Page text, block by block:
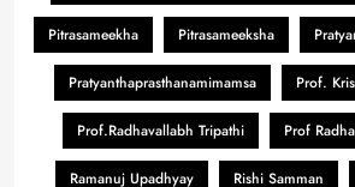
Pitrasameekha Pitrasameeksha
Pratyanthaprasthanamimamsa Prof.
Prof.Radhavallabh Tripathi Prof
Ramanuj Upadhyay Rishi Samman